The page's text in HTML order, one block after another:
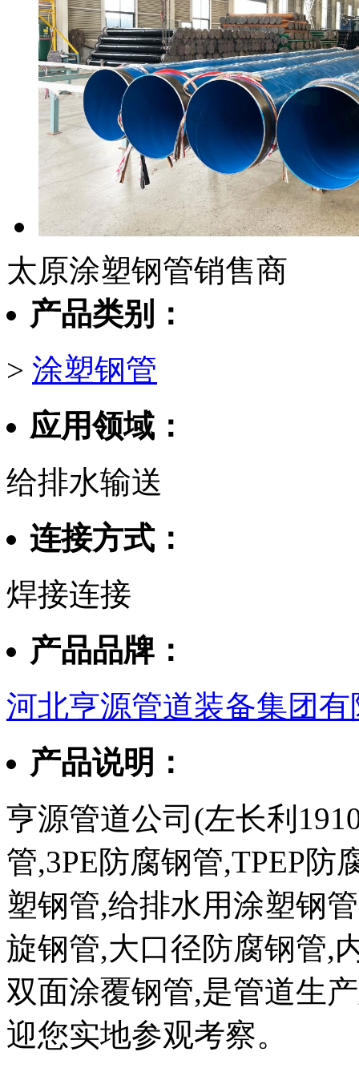
太原涂塑钢管销售商
产品类别：
> 涂塑钢管
应用领域：
给排水输送
连接方式：
焊接连接
产品品牌：
河北亨源管道装备集团有
产品说明：
亨源管道公司(左长利
管,3PE防腐钢管,TPEP
塑钢管,给排水用涂塑钢
旋钢管,大口径防腐钢管,
双面涂覆钢管,是管道生
迎您实地参观考察。